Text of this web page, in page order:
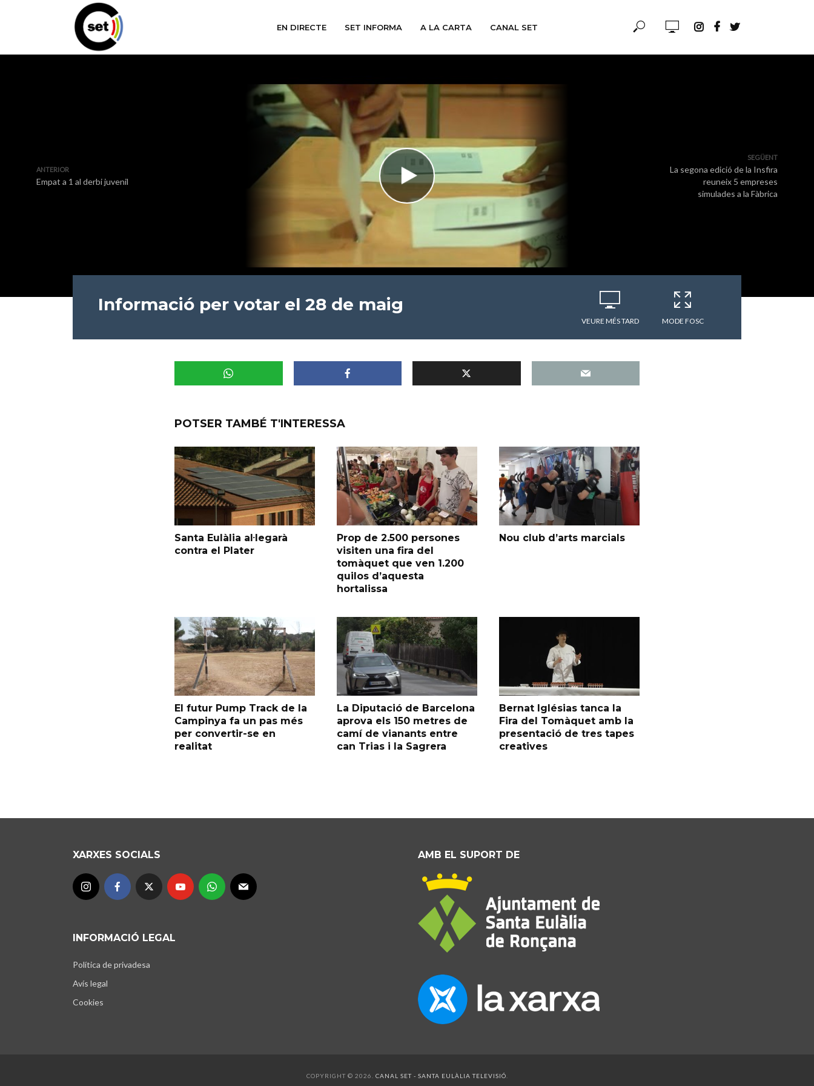
EN DIRECTE SET INFORMA A LA CARTA CANAL SET
ANTERIOR
Empat a 1 al derbi juvenil
SEGÜENT
La segona edició de la Insfira
reuneix 5 empreses
simulades a la Fàbrica
Informació per votar el 28 de maig
VEURE MÉS TARD MODE FOSC
POTSER TAMBÉ T'INTERESSA
Santa Eulàlia al·legarà
contra el Plater
Prop de 2.500 persones
visiten una fira del
tomàquet que ven 1.200
quilos d’aquesta
hortalissa
Nou club d’arts marcials
El futur Pump Track de la
Campinya fa un pas més
per convertir-se en
realitat
La Diputació de Barcelona
aprova els 150 metres de
camí de vianants entre
can Trias i la Sagrera
Bernat Iglésias tanca la
Fira del Tomàquet amb la
presentació de tres tapes
creatives
XARXES SOCIALS
INFORMACIÓ LEGAL
Política de privadesa
Avís legal
Cookies
AMB EL SUPORT DE
COPYRIGHT © 2026. CANAL SET - SANTA EULÀLIA TELEVISIÓ